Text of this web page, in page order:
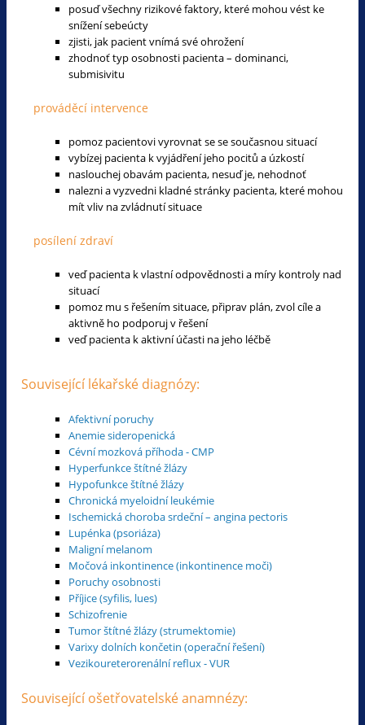
posuď všechny rizikové faktory, které mohou vést ke
snížení sebeúcty
zjisti, jak pacient vnímá své ohrožení
zhodnoť typ osobnosti pacienta – dominanci,
submisivitu
prováděcí intervence
pomoz pacientovi vyrovnat se se současnou situací
vybízej pacienta k vyjádření jeho pocitů a úzkostí
naslouchej obavám pacienta, nesuď je, nehodnoť
nalezni a vyzvedni kladné stránky pacienta, které mohou
mít vliv na zvládnutí situace
posílení zdraví
veď pacienta k vlastní odpovědnosti a míry kontroly nad
situací
pomoz mu s řešením situace, připrav plán, zvol cíle a
aktivně ho podporuj v řešení
veď pacienta k aktivní účasti na jeho léčbě
Související lékařské diagnózy:
Afektivní poruchy
Anemie sideropenická
Cévní mozková příhoda - CMP
Hyperfunkce štítné žlázy
Hypofunkce štítné žlázy
Chronická myeloidní leukémie
Ischemická choroba srdeční – angina pectoris
Lupénka (psoriáza)
Maligní melanom
Močová inkontinence (inkontinence moči)
Poruchy osobnosti
Příjice (syfilis, lues)
Schizofrenie
Tumor štítné žlázy (strumektomie)
Varixy dolních končetin (operační řešení)
Vezikoureterorenální reflux - VUR
Související ošetřovatelské anamnézy: